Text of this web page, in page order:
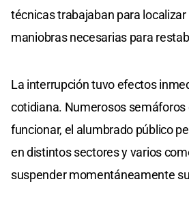
técnicas trabajaban para
maniobras necesarias para
La interrupción tuvo efectos
cotidiana. Numerosos semáforos
funcionar, el alumbrado público
en distintos sectores y varios
suspender momentáneamente